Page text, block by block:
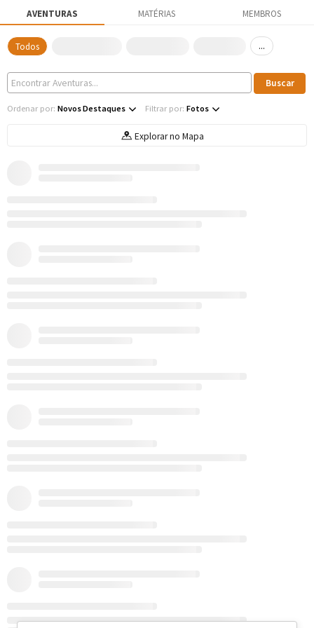
AVENTURAS MATÉRIAS MEMBROS
Todos ...
Ordenar por: Novos Destaques Filtrar por: Fotos
Explorar no Mapa